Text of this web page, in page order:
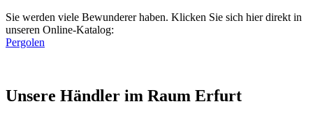
Sie werden viele Bewunderer haben. Klicken Sie sich hier direkt in
unseren Online-Katalog:
Pergolen
Unsere Händler im Raum Erfurt